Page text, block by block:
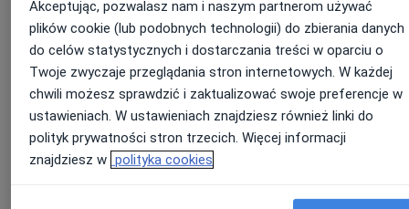
miesiącu o 20%,
namówienie pacjentów na konkretne usługi (np. badania
profilaktyczne).
Dopiero mając taki punkt startowy, będziesz w stanie stwierdzić,
czy Twoje działania faktycznie są efektywne i warte
kontynuowania.
Ustal, co będziesz mierzyć
Akceptując, pozwalasz nam i naszym partnerom używać
plików cookie (lub podobnych technologii) do zbierania danych
do celów statystycznych i dostarczania treści w oparciu o
Twoje zwyczaje przeglądania stron internetowych. W każdej
chwili możesz sprawdzić i zaktualizować swoje preferencje w
ustawieniach. W ustawieniach znajdziesz również linki do
polityk prywatności stron trzecich. Więcej informacji
znajdziesz w polityka cookies